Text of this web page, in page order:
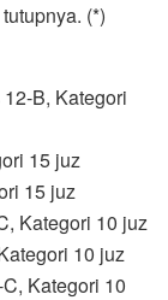
(*)
B, Kategori
15 juz
15 juz
Kategori 10 juz
10 juz
Kategori 10